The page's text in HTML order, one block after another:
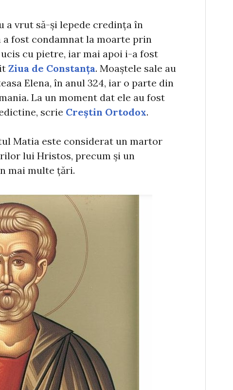
a vrut să-și lepede credința în
fost condamnat la moarte prin
cu pietre, iar mai apoi i-a fost
Ziua de Constanța. Moaștele sale au
Elena, în anul 324, iar o parte din
La un moment dat ele au fost
scrie Creștin Ortodox.
Matia este considerat un martor
lui Hristos, precum și un
mai multe țări.